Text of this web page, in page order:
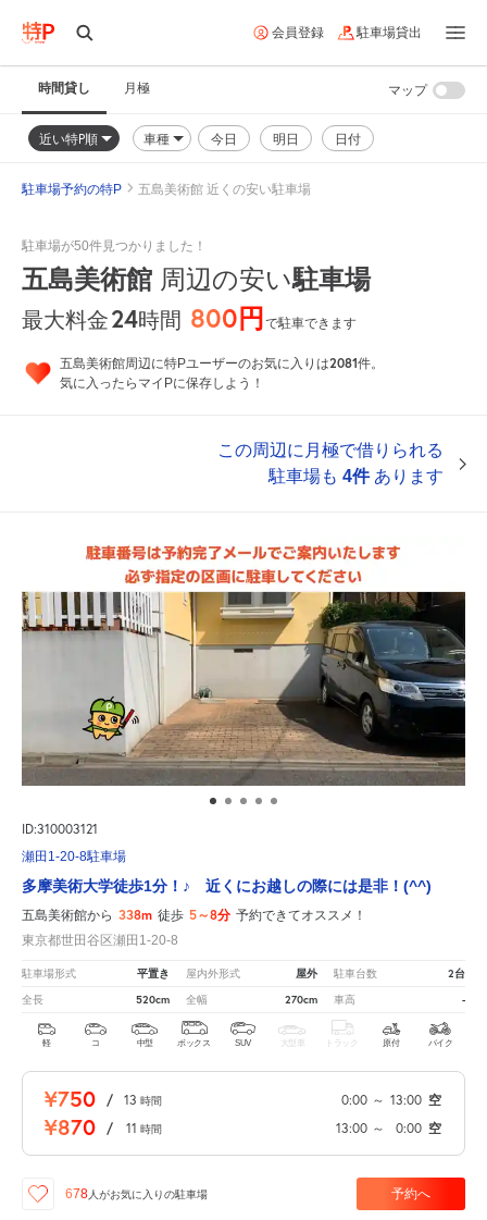
会員登録 駐車場貸出
時間貸し 月極
近い特P順 車種 今日 明日 日付
マップ
駐車場予約の特P 五島美術館 近くの安い駐車場
駐車場が50件見つかりました！
五島美術館 周辺の安い駐車場
最大料金24時間 800円で駐車できます
五島美術館周辺に特Pユーザーのお気に入りは2081件。
気に入ったらマイPに保存しよう！
この周辺に月極で借りられる
駐車場も 4件あります
ID:310003121
瀬田1-20-8駐車場
多摩美術大学徒歩1分！♪ 近くにお越しの際には是非！(^^)
五島美術館から 338m 徒歩 5～8分 予約できてオススメ！
東京都世田谷区瀬田1-20-8
駐車場形式 平置き 屋内外形式 屋外 駐車台数 2台
全長 520cm 全幅 270cm 車高 -
軽 コ 中型 ボックス SUV 大型車 トラック 原付 バイク
¥750 / 13 時間 0:00 ～ 13:00 空
¥870 / 11 時間 13:00 ～ 0:00 空
678人がお気に入りの駐車場 予約へ